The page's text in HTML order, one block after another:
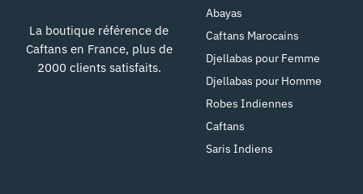
La boutique référence de
Caftans en France, plus de
2000 clients satisfaits.
Abayas
Caftans Marocains
Djellabas pour Femme
Djellabas pour Homme
Robes Indiennes
Caftans
Saris Indiens